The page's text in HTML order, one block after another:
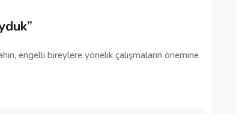
engelli bireylere yönelik çalışmaların önemine